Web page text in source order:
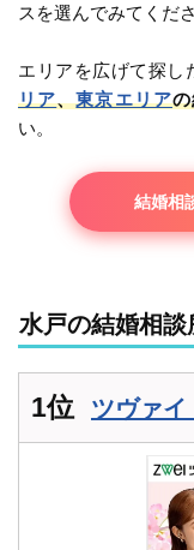
スを選んでみてくださ
エリアを広げて探し
リア、東京エリア
い。
結婚相
水戸の結婚相
1位 ツヴァイ